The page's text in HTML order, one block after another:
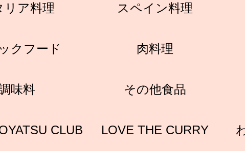
リア料理 スペイン料理
クフード 肉料理
味料 その他食品
CLUB LOVE THE CURRY